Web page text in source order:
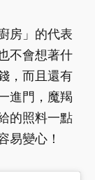
房」的代表
不會想著什
，而且還有
進門，魔羯
的照料一點
易變心！